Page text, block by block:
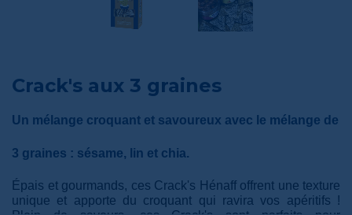
Crack's aux 3 graines
Un mélange croquant et savoureux avec le mélange de
3 graines : sésame, lin et chia.
Épais et gourmands, ces Crack's Hénaff offrent une texture
unique et apporte du croquant qui ravira vos apéritifs !